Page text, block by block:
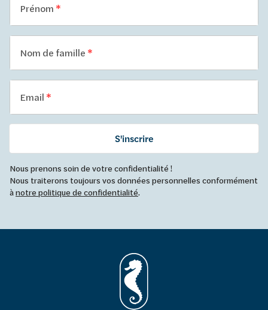
Prénom
Nom de famille
Email
S'inscrire
Nous prenons soin de votre confidentialité !
Nous traiterons toujours vos données personnelles conformément
ànotre politique de confidentialité.